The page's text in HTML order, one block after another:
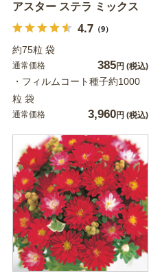
アスター ステラ ミックス
4.7（9）
約75粒 袋
通常価格 385円 (税込)
・フィルムコート種子約1000
粒 袋
通常価格 3,960円 (税込)